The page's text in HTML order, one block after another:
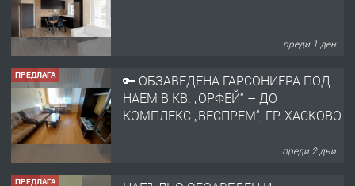
преди 1 ден
ПРЕДЛАГА
🔑 ОБЗАВЕДЕНА ГАРСОНИЕРА ПОД
НАЕМ В КВ. „ОРФЕЙ“ – ДО
КОМПЛЕКС „ВЕСПРЕМ“, ГР. ХАСКОВО
преди 2 дни
ПРЕДЛАГА